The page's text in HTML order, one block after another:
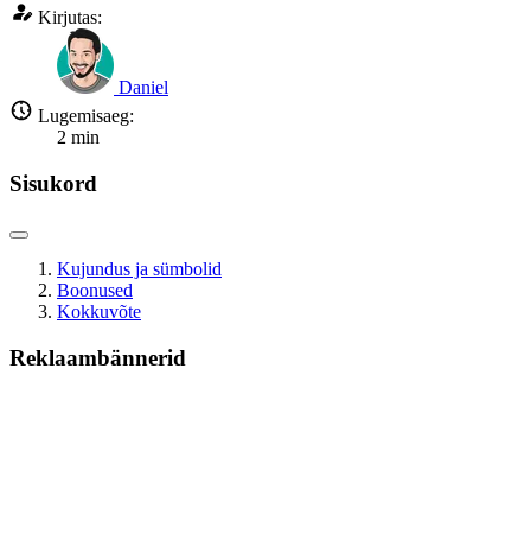
Kirjutas:
Daniel
Lugemisaeg:
2 min
Sisukord
Kujundus ja sümbolid
Boonused
Kokkuvõte
Reklaambännerid